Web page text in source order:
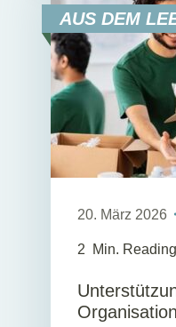
AUS DEM
20. März 2026
2 Min.